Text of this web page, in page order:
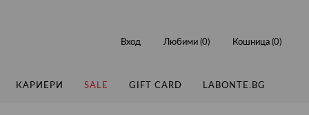
КАРИЕРИ SALE GIFT CARD LABONTE.BG
Вход Любими (0) Кошница (0)